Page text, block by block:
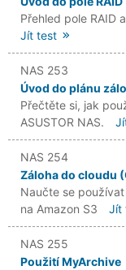
Přehled pole RAID
Jít test
NAS 253
Úvod do plánu
Přečtěte si, jak
ASUSTOR NAS.
NAS 254
Záloha do cloudu
Naučte se
na Amazon S3
Jít
NAS 255
Použití MyArchive